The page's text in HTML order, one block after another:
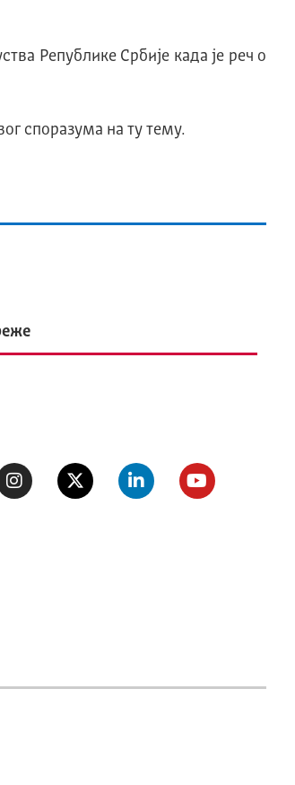
Републике Србије када је реч о
споразума на ту тему.